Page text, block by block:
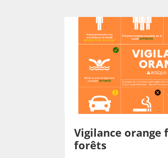
Vigilance orange
forêts